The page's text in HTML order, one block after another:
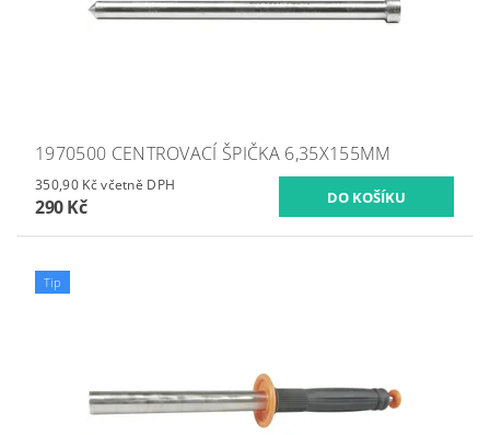
1970500 CENTROVACÍ ŠPIČKA 6,35X155MM
350,90 Kč včetně DPH
290 Kč
Tip